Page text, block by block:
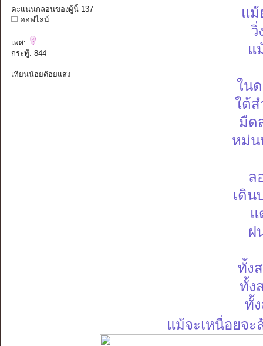
คะแนนกลอนของผู้นี้ 137
ออฟไลน์
เพศ:
กระทู้: 844
เทียนน้อยด้อยแสง
แม้
วิ่
แ
ใน
ใต้
มืด
หม่น
ล
เดิน
แ
ฝ
ทั้ง
ทั้ง
ทั้
แม้จะเหนื่อยจะ